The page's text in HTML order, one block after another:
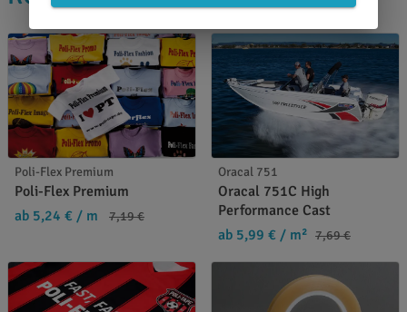
Poli-Flex Premium
Poli-Flex Premium
ab 5,24 € / m 7,19 €
Oracal 751
Oracal 751C High
Performance Cast
ab 5,99 € / m² 7,69 €